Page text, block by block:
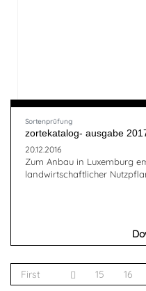
Sortenprüfung
zortekatalog- ausgabe
20.12.2016
Zum Anbau in Luxemburg
landwirtschaftlicher
First 15 16